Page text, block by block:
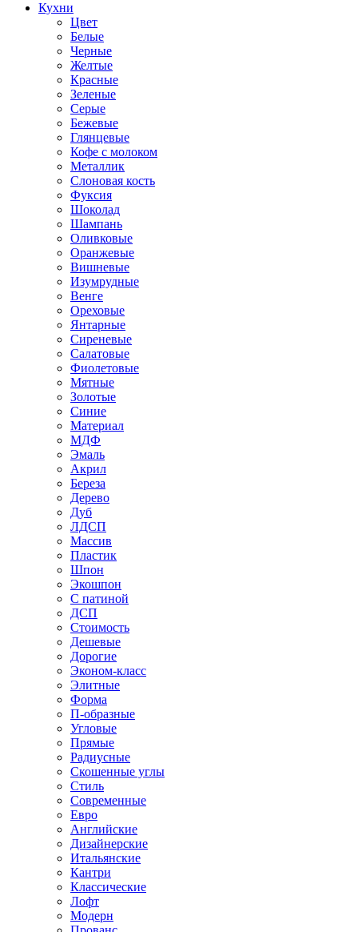
Кухни
Цвет
Белые
Черные
Желтые
Красные
Зеленые
Серые
Бежевые
Глянцевые
Кофе с молоком
Металлик
Слоновая кость
Фуксия
Шоколад
Шампань
Оливковые
Оранжевые
Вишневые
Изумрудные
Венге
Ореховые
Янтарные
Сиреневые
Салатовые
Фиолетовые
Мятные
Золотые
Синие
Материал
МДФ
Эмаль
Акрил
Береза
Дерево
Дуб
ЛДСП
Массив
Пластик
Шпон
Экошпон
С патиной
ДСП
Стоимость
Дешевые
Дорогие
Эконом-класс
Элитные
Форма
П-образные
Угловые
Прямые
Радиусные
Скошенные углы
Стиль
Современные
Евро
Английские
Дизайнерские
Итальянские
Кантри
Классические
Лофт
Модерн